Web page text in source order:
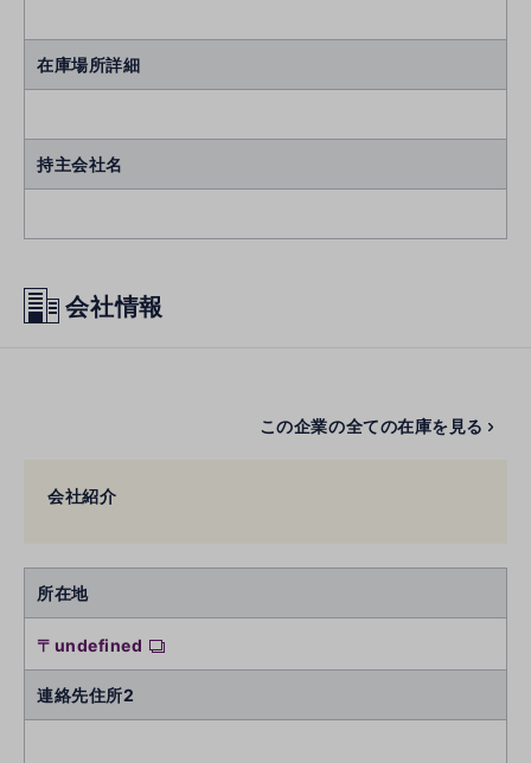
在庫場所詳細
持主会社名
会社情報
この企業の全ての在庫を見る
会社紹介
所在地
〒undefined
連絡先住所2